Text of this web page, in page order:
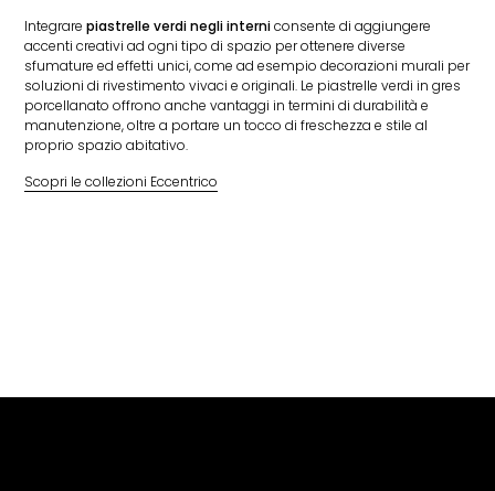
Integrarepiastrelle verdi negli interniconsente di aggiungere
accenti creativi ad ogni tipo di spazio per ottenere diverse
sfumature ed effetti unici, come ad esempio decorazioni murali per
soluzioni di rivestimento vivaci e originali. Le piastrelle verdi in gres
porcellanato offrono anche vantaggi in termini di durabilità e
manutenzione, oltre a portare un tocco di freschezza e stile al
proprio spazio abitativo.
Scopri le collezioni Eccentrico